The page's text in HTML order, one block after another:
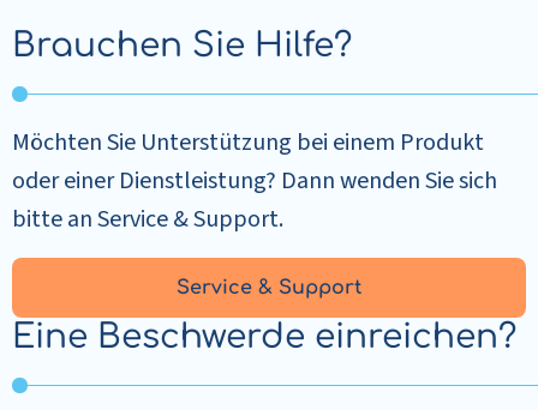
Brauchen Sie Hilfe?
Möchten Sie Unterstützung bei einem Produkt
oder einer Dienstleistung? Dann wenden Sie sich
bitte an Service & Support.
Service & Support
Eine Beschwerde einreichen?